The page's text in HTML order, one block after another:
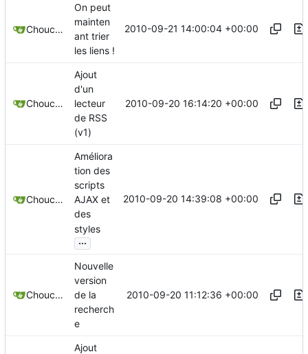
Chouchen
On peut
mainten
ant trier
les liens !
2010-09-21 14:00:04 +00:00
Chouchen
Ajout
d'un
lecteur
de RSS
(v1)
2010-09-20 16:14:20 +00:00
Chouchen
Améliora
tion des
scripts
AJAX et
des
styles
...
2010-09-20 14:39:08 +00:00
Chouchen
Nouvelle
version
de la
recherch
e
2010-09-20 11:12:36 +00:00
Ajout